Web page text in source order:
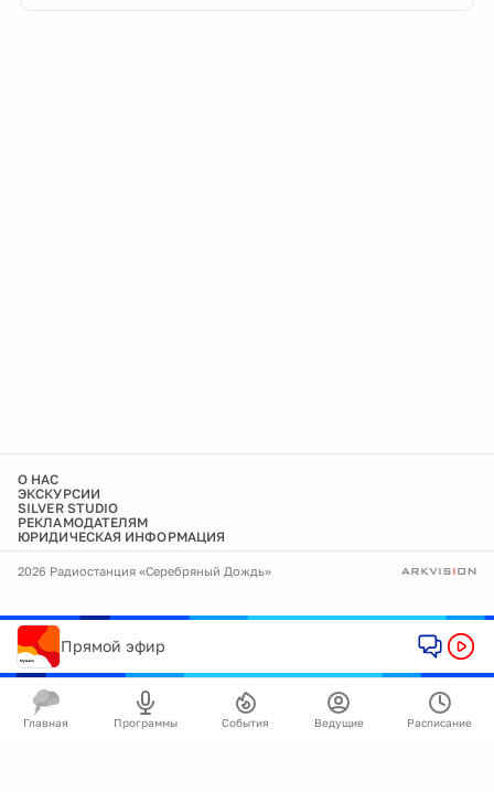
О НАС
ЭКСКУРСИИ
SILVER STUDIO
РЕКЛАМОДАТЕЛЯМ
ЮРИДИЧЕСКАЯ ИНФОРМАЦИЯ
2026 Радиостанция «Серебряный Дождь»
Прямой эфир
Главная Программы События Ведущие Расписание